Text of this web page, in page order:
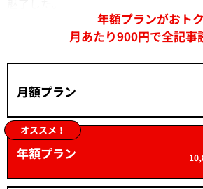
年額プランがおト
月あたり900円で全記事
月額プラン
オススメ！
年額プラン